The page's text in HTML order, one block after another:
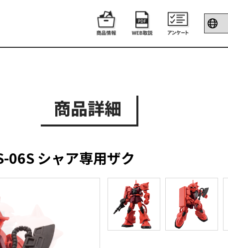
商品詳細
06S シャア専用ザク